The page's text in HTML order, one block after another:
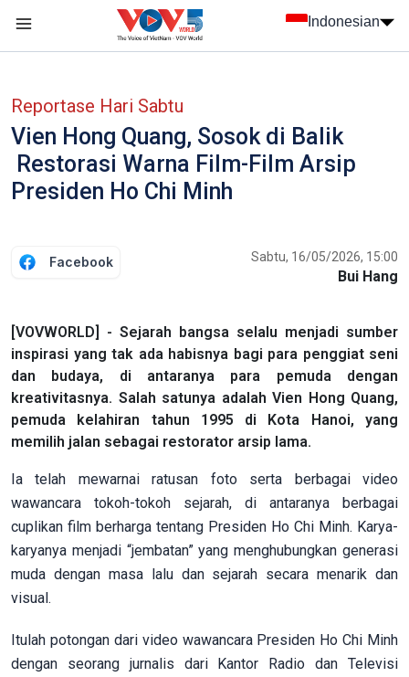
Indonesian
Reportase Hari Sabtu
Vien Hong Quang, Sosok di Balik
Restorasi Warna Film-Film Arsip
Presiden Ho Chi Minh
Facebook Sabtu, 16/05/2026, 15:00
Bui Hang
[VOVWORLD] - Sejarah bangsa selalu menjadi sumber
inspirasi yang tak ada habisnya bagi para penggiat seni
dan budaya, di antaranya para pemuda dengan
kreativitasnya. Salah satunya adalah Vien Hong Quang,
pemuda kelahiran tahun 1995 di Kota Hanoi, yang
memilih jalan sebagai restorator arsip lama.
Ia telah mewarnai ratusan foto serta berbagai video
wawancara tokoh-tokoh sejarah, di antaranya berbagai
cuplikan film berharga tentang Presiden Ho Chi Minh. Karya-
karyanya menjadi “jembatan” yang menghubungkan generasi
muda dengan masa lalu dan sejarah secara menarik dan
visual.
Itulah potongan dari video wawancara Presiden Ho Chi Minh
dengan seorang jurnalis dari Kantor Radio dan Televisi